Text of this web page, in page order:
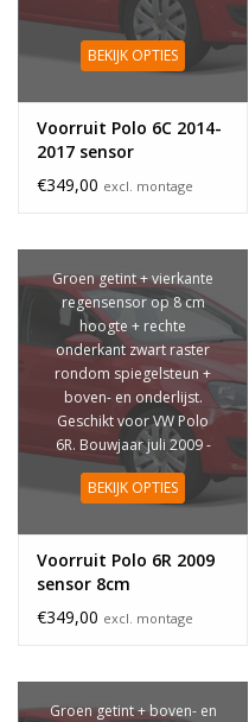
BEKIJK OPTIES
Voorruit Polo 6C 2014-
2017 sensor
€349,00 excl. montage
Groen getint + vierkante
regensensor op 8 cm
hoogte + rechte
onderkant zwart raster
rondom spiegelsteun +
boven- en onderlijst.
Geschikt voor VW Polo
6R. Bouwjaar juli 2009 -
oktober 2009
BEKIJK OPTIES
Voorruit Polo 6R 2009
sensor 8cm
€349,00 excl. montage
Groen getint + boven- en